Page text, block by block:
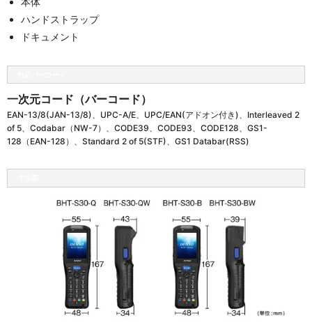
ハンドストラップ
ドキュメント
一次元コード（バーコード）
EAN-13/8(JAN-13/8)、UPC-A/E、UPC/EAN(アドオン付き)、Interleaved 2
of 5、Codabar（NW-7）、CODE39、CODE93、CODE128、GS1-
128（EAN-128）、Standard 2 of 5(STF)、GS1 Databar(RSS)